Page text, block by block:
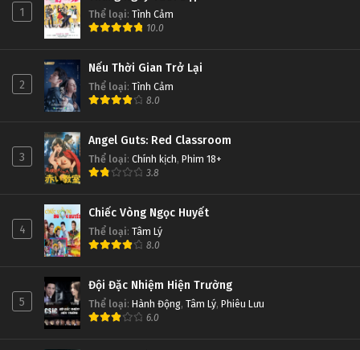
1 Thể loại: Tình Cảm
10.0
2
Nếu Thời Gian Trở Lại
Thể loại: Tình Cảm
8.0
3
Angel Guts: Red Classroom
Thể loại: Chính kịch, Phim 18+
3.8
4
Chiếc Vòng Ngọc Huyết
Thể loại: Tâm Lý
8.0
5
Đội Đặc Nhiệm Hiện Trường
Thể loại: Hành Động, Tâm Lý, Phiêu Lưu
6.0